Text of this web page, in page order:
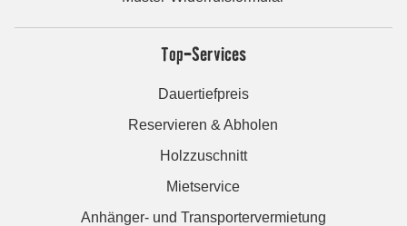
Top-Services
Dauertiefpreis
Reservieren & Abholen
Holzzuschnitt
Mietservice
Anhänger- und Transportervermietung